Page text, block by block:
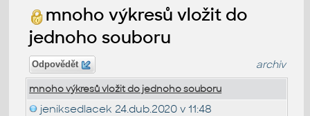
mnoho výkresů vložit do
jednoho souboru
Odpovědět archiv
mnoho výkresů vložit do jednoho souboru
jeniksedlacek 24.dub.2020 v 11:48